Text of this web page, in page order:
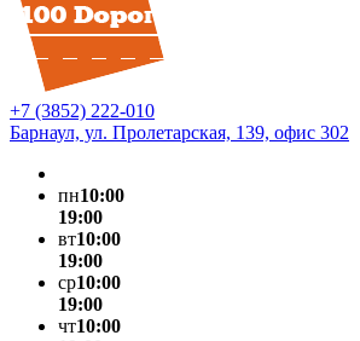
+7 (3852) 222-010
Барнаул, ул. Пролетарская, 139, офис 302
пн10:00
19:00
вт10:00
19:00
ср10:00
19:00
чт10:00